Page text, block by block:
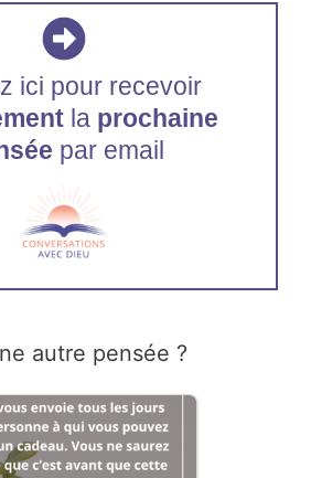
ici pour recevoir
la prochaine
par email
autre pensée ?